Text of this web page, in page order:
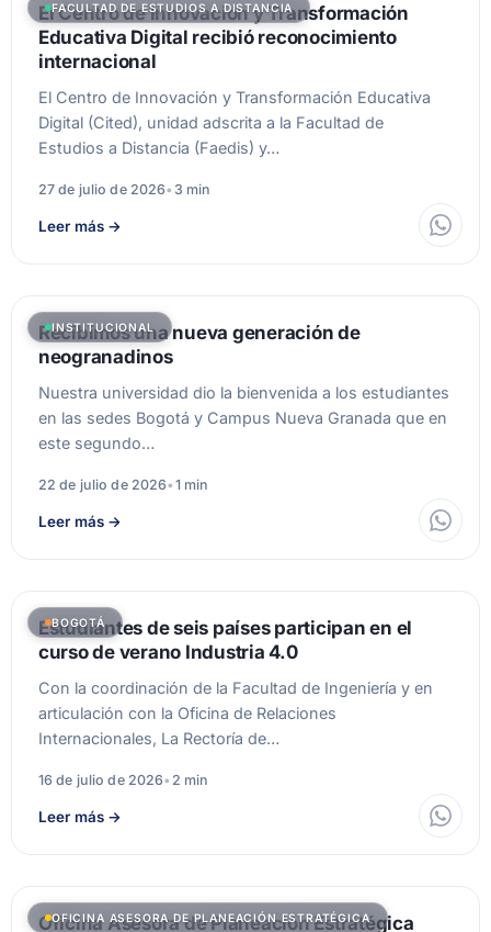
FACULTAD DE ESTUDIOS A DISTANCIA
El Centro de Innovación y Transformación
Educativa Digital recibió reconocimiento
internacional
El Centro de Innovación y Transformación Educativa
Digital (Cited), unidad adscrita a la Facultad de
Estudios a Distancia (Faedis) y…
27 de julio de 2026• 3 min
Leer más →
INSTITUCIONAL
Recibimos una nueva generación de
neogranadinos
Nuestra universidad dio la bienvenida a los estudiantes
en las sedes Bogotá y Campus Nueva Granada que en
este segundo…
22 de julio de 2026• 1 min
Leer más →
BOGOTÁ
Estudiantes de seis países participan en el
curso de verano Industria 4.0
Con la coordinación de la Facultad de Ingeniería y en
articulación con la Oficina de Relaciones
Internacionales, La Rectoría de…
16 de julio de 2026• 2 min
Leer más →
OFICINA ASESORA DE PLANEACIÓN ESTRATÉGICA
Oficina Asesora de Planeación Estratégica